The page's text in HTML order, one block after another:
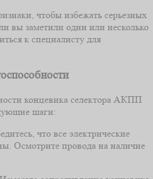
чтобы избежать серьезных
вы заметили один или несколько
к специалисту для
концевика селектора АКПП
шаги:
что все электрические
Осмотрите провода на наличие